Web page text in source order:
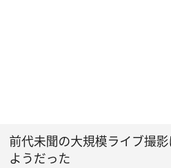
前代未聞の大規模ライブ撮
ようだった